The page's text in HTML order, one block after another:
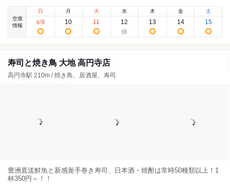
空席
情報
日
8/9
月
10
火
11
水
12
木
13
金
14
土
15
寿司と焼き鳥 大地 高円寺店
高円寺駅 210m / 焼き鳥、居酒屋、寿司
豊洲直送鮮魚と新感覚手巻き寿司、日本酒・焼酎は常時50種類以上！1
杯350円～！！